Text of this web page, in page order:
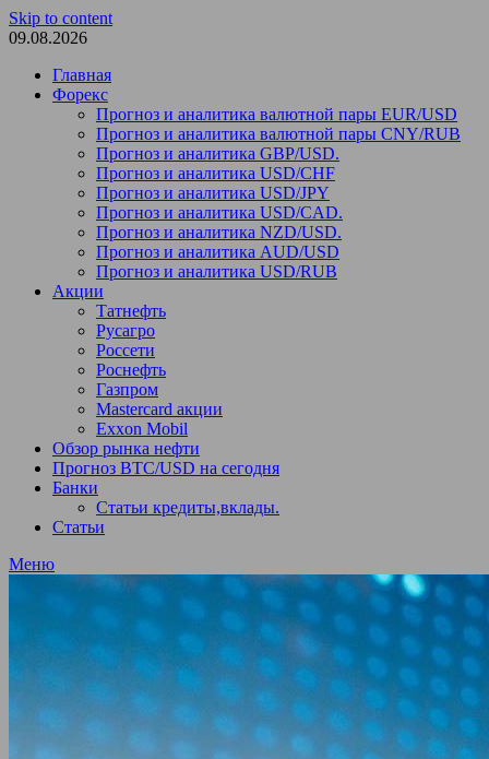
Skip to content
09.08.2026
Главная
Форекс
Прогноз и аналитика валютной пары EUR/USD
Прогноз и аналитика валютной пары CNY/RUB
Прогноз и аналитика GBP/USD.
Прогноз и аналитика USD/CHF
Прогноз и аналитика USD/JPY
Прогноз и аналитика USD/CAD.
Прогноз и аналитика NZD/USD.
Прогноз и аналитика AUD/USD
Прогноз и аналитика USD/RUB
Акции
Татнефть
Русагро
Россети
Роснефть
Газпром
Mastercard акции
Exxon Mobil
Обзор рынка нефти
Прогноз BTC/USD на сегодня
Банки
Статьи кредиты,вклады.
Статьи
Меню